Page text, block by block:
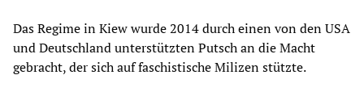
Das Regime in Kiew wurde 2014 durch einen von den USA
und Deutschland unterstützten Putsch an die Macht
gebracht, der sich auf faschistische Milizen stützte.